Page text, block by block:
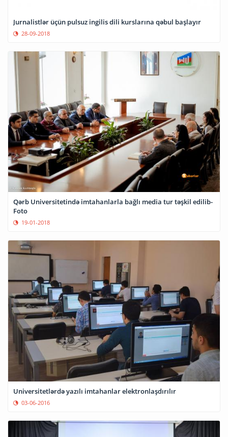
Jurnalistlər üçün pulsuz ingilis dili kurslarına qəbul başlayır
28-09-2018
Qərb Universitetində imtahanlarla bağlı media tur təşkil edilib-
Foto
19-01-2018
Universitetlərdə yazılı imtahanlar elektronlaşdırılır
03-06-2016